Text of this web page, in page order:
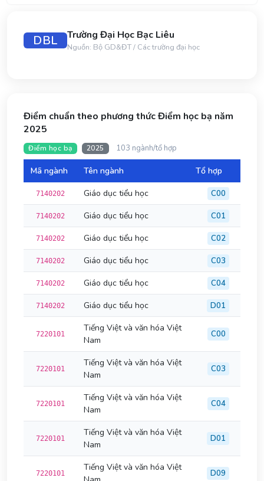
DBL Trường Đại Học Bạc Liêu
Nguồn: Bộ GD&ĐT / Các trường đại học
Điểm chuẩn theo phương thức Điểm học bạ năm
2025
Điểm học bạ 2025 103 ngành/tổ hợp
Mã ngành Tên ngành Tổ hợp
7140202 Giáo dục tiểu học C00
7140202 Giáo dục tiểu học C01
7140202 Giáo dục tiểu học C02
7140202 Giáo dục tiểu học C03
7140202 Giáo dục tiểu học C04
7140202 Giáo dục tiểu học D01
7220101
Tiếng Việt và văn hóa Việt
Nam
C00
7220101
Tiếng Việt và văn hóa Việt
Nam
C03
7220101
Tiếng Việt và văn hóa Việt
Nam
C04
7220101
Tiếng Việt và văn hóa Việt
Nam
D01
7220101
Tiếng Việt và văn hóa Việt
D09